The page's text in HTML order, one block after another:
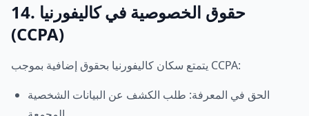
14. حقوق الخصوصية في كاليفورنيا
(CCPA)
يتمتع سكان كاليفورنيا بحقوق إضافية بموجب CCPA:
الحق في المعرفة: طلب الكشف عن البيانات الشخصية